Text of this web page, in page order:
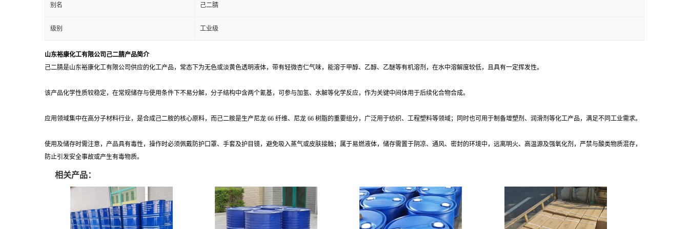
别名 己二腈
级别 工业级
山东裕康化工有限公司己二腈产品简介
己二腈是山东裕康化工有限公司供应的化工产品，常态下为无色或淡黄色透明液体，带有轻微杏仁气味，能溶于甲醇、乙醇、乙醚等有机溶剂，在水中溶解度较低，且具有一定挥发性。
该产品化学性质较稳定，在常规储存与使用条件下不易分解，分子结构中含两个氰基，可参与加氢、水解等化学反应，作为关键中间体用于后续化合物合成。
应用领域集中在高分子材料行业，是合成己二胺的核心原料，而己二胺是生产尼龙 66 纤维、尼龙 66 树脂的重要组分，广泛用于纺织、工程塑料等领域；同时也可用于制备增塑剂、润滑剂等化工产品，满足不同工业需求。
使用及储存时需注意，产品具有毒性，操作时必须佩戴防护口罩、手套及护目镜，避免吸入蒸气或皮肤接触；属于易燃液体，储存需置于阴凉、通风、密封的环境中，远离明火、高温源及强氧化剂，严禁与酸类物质混存，
防止引发安全事故或产生有毒物质。
相关产品：